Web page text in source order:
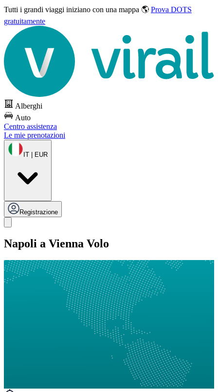
Tutti i grandi viaggi iniziano con una mappa 🌎 Prova DOTS
gratuitamente
Alberghi
Auto
Centro assistenza
Le mie prenotazioni
IT | EUR
Registrazione
Napoli a Vienna Volo